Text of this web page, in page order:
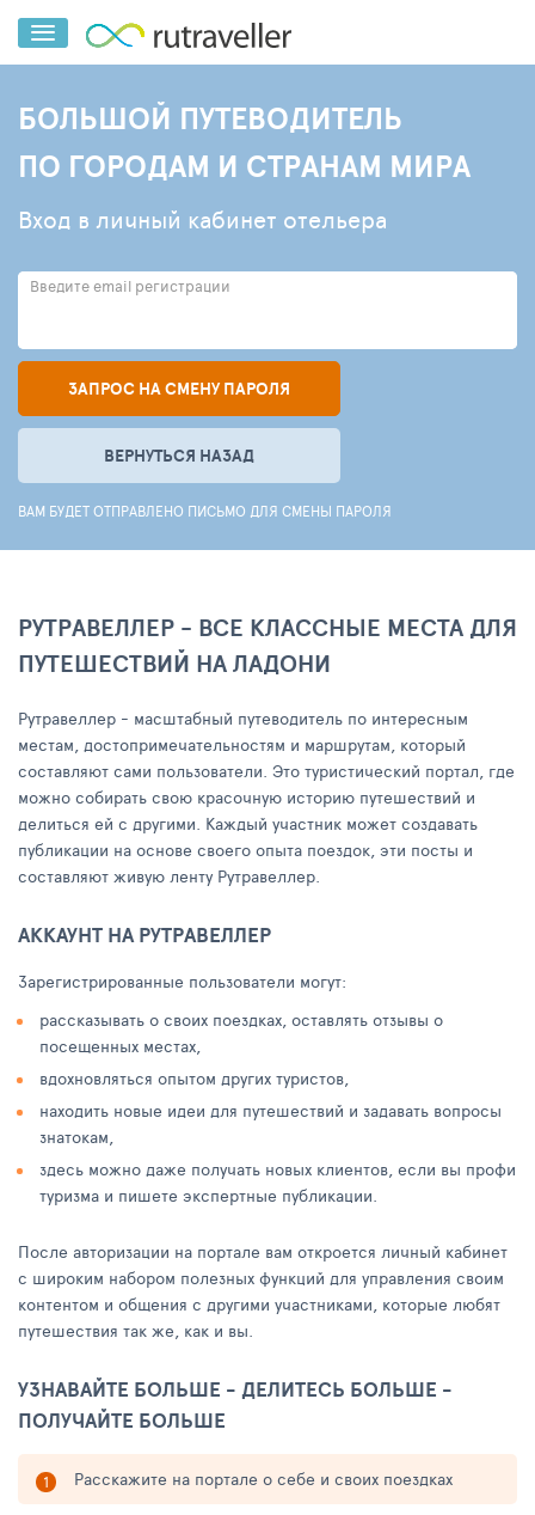
БОЛЬШОЙ ПУТЕВОДИТЕЛЬ
ПО ГОРОДАМ И СТРАНАМ МИРА
Вход в личный кабинет отельера
Введите email регистрации
ЗАПРОС НА СМЕНУ ПАРОЛЯ
ВЕРНУТЬСЯ НАЗАД
ВАМ БУДЕТ ОТПРАВЛЕНО ПИСЬМО ДЛЯ СМЕНЫ ПАРОЛЯ
РУТРАВЕЛЛЕР - ВСЕ КЛАССНЫЕ МЕСТА ДЛЯ
ПУТЕШЕСТВИЙ НА ЛАДОНИ
Рутравеллер - масштабный путеводитель по интересным
местам, достопримечательностям и маршрутам, который
составляют сами пользователи. Это туристический портал, где
можно собирать свою красочную историю путешествий и
делиться ей с другими. Каждый участник может создавать
публикации на основе своего опыта поездок, эти посты и
составляют живую ленту Рутравеллер.
АККАУНТ НА РУТРАВЕЛЛЕР
Зарегистрированные пользователи могут:
рассказывать о своих поездках, оставлять отзывы о
посещенных местах,
вдохновляться опытом других туристов,
находить новые идеи для путешествий и задавать вопросы
знатокам,
здесь можно даже получать новых клиентов, если вы профи
туризма и пишете экспертные публикации.
После авторизации на портале вам откроется личный кабинет
с широким набором полезных функций для управления своим
контентом и общения с другими участниками, которые любят
путешествия так же, как и вы.
УЗНАВАЙТЕ БОЛЬШЕ - ДЕЛИТЕСЬ БОЛЬШЕ -
ПОЛУЧАЙТЕ БОЛЬШЕ
Расскажите на портале о себе и своих поездках